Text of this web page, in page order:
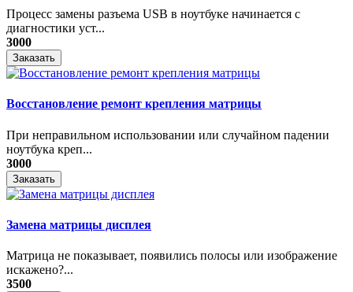
Процесс замены разъема USB в ноутбуке начинается с
диагностики уст...
3000
Заказать
Восстановление ремонт крепления матрицы
При неправильном использовании или случайном падении
ноутбука креп...
3000
Заказать
Замена матрицы дисплея
Матрица не показывает, появились полосы или изображение
искажено?...
3500